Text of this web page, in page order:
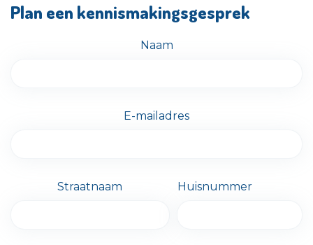
Plan een kennismakingsgesprek
Naam
E-mailadres
Straatnaam Huisnummer